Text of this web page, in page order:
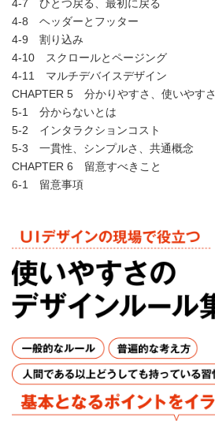
4-7 ひとつ戻る、最初に戻る
4-8 ヘッダーとフッター
4-9 割り込み
4-10 スクロールとページング
4-11 マルチデバイスデザイン
CHAPTER 5 分かりやすさ、使いやすさ
5-1 分からないとは
5-2 インタラクションコスト
5-3 一貫性、シンプルさ、共通概念
CHAPTER 6 留意すべきこと
6-1 留意事項